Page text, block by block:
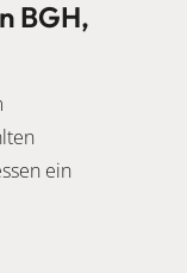
BGH,
ein